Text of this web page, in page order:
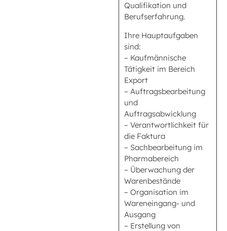
Qualifikation und
Berufserfahrung.
Ihre Hauptaufgaben
sind:
– Kaufmännische
Tätigkeit im Bereich
Export
– Auftragsbearbeitung
und
Auftragsabwicklung
– Verantwortlichkeit für
die Faktura
– Sachbearbeitung im
Pharmabereich
– Überwachung der
Warenbestände
– Organisation im
Wareneingang- und
Ausgang
– Erstellung von